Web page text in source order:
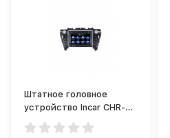
Штатное головное
устройство Incar CHR-
2291CA